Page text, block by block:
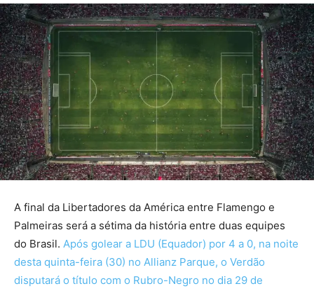
A final da Libertadores da América entre Flamengo e
Palmeiras será a sétima da história entre duas equipes
do Brasil. Após golear a LDU (Equador) por 4 a 0, na noite
desta quinta-feira (30) no Allianz Parque, o Verdão
disputará o título com o Rubro-Negro no dia 29 de